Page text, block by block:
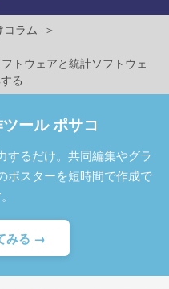
コラム
トウェアと統計ソフトウェ
る
ール ポサコ
するだけ。共同編集やグラ
ポスターを短時間で作成で
みる →